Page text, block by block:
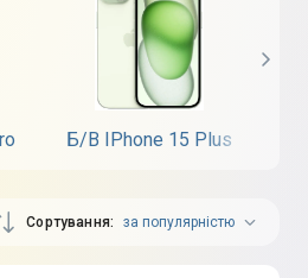
Б/В IPhone 15 Plus
Сортування за популярністю